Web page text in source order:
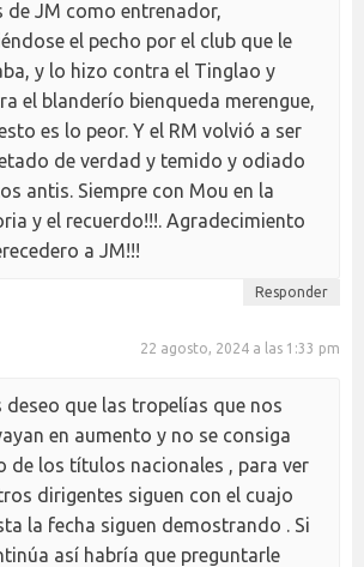
de JM como entrenador,
el pecho por el club que le
y lo hizo contra el Tinglao y
el blanderío bienqueda merengue,
es lo peor. Y el RM volvió a ser
de verdad y temido y odiado
antis. Siempre con Mou en la
y el recuerdo!!!. Agradecimiento
a JM!!!
Responder
22 agosto, 2024 a las 1:33 pm
deseo que las tropelías que nos
en aumento y no se consiga
de los títulos nacionales , para ver
dirigentes siguen con el cuajo
la fecha siguen demostrando . Si
así habría que preguntarle